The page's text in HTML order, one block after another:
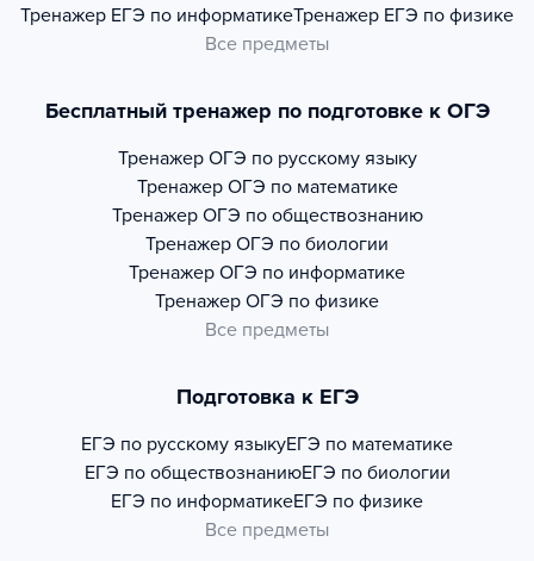
Тренажер ЕГЭ по информатикеТренажер ЕГЭ по физике
Все предметы
Бесплатный тренажер по подготовке к ОГЭ
Тренажер ОГЭ по русскому языку
Тренажер ОГЭ по математике
Тренажер ОГЭ по обществознанию
Тренажер ОГЭ по биологии
Тренажер ОГЭ по информатике
Тренажер ОГЭ по физике
Все предметы
Подготовка к ЕГЭ
ЕГЭ по русскому языкуЕГЭ по математике
ЕГЭ по обществознаниюЕГЭ по биологии
ЕГЭ по информатикеЕГЭ по физике
Все предметы